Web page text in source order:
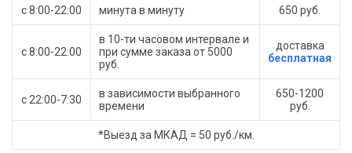
с 8:00-22:00 минута в минуту 650 руб.
с 8:00-22:00
в 10-ти часовом интервале и
при сумме заказа от 5000
руб.
доставка
бесплатная
с 22:00-7:30
в зависимости выбранного
времени
650-1200
руб.
*Выезд за МКАД = 50 руб./км.